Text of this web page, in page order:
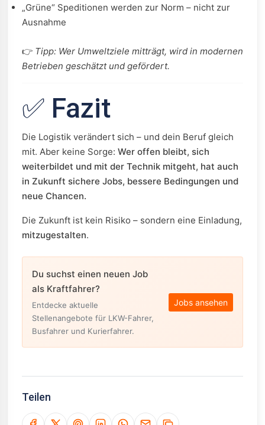
„Grüne“ Speditionen werden zur Norm – nicht zur
Ausnahme
👉 Tipp: Wer Umweltziele mitträgt, wird in modernen
Betrieben geschätzt und gefördert.
✅ Fazit
Die Logistik verändert sich – und dein Beruf gleich
mit. Aber keine Sorge: Wer offen bleibt, sich
weiterbildet und mit der Technik mitgeht, hat auch
in Zukunft sichere Jobs, bessere Bedingungen und
neue Chancen.
Die Zukunft ist kein Risiko – sondern eine Einladung,
mitzugestalten.
Du suchst einen neuen Job
als Kraftfahrer?
Entdecke aktuelle
Stellenangebote für LKW-Fahrer,
Busfahrer und Kurierfahrer.
Jobs ansehen
Teilen